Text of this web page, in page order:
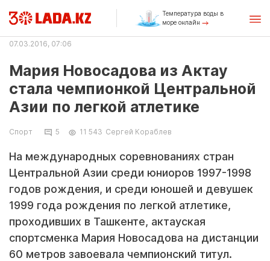
Температура воды в
море онлайн
07.03.2016, 07:06
Мария Новосадова из Актау
стала чемпионкой Центральной
Азии по легкой атлетике
Спорт 5 11 543 Сергей Кораблев
На международных соревнованиях стран
Центральной Азии среди юниоров 1997-1998
годов рождения, и среди юношей и девушек
1999 года рождения по легкой атлетике,
проходивших в Ташкенте, актауская
спортсменка Мария Новосадова на дистанции
60 метров завоевала чемпионский титул.